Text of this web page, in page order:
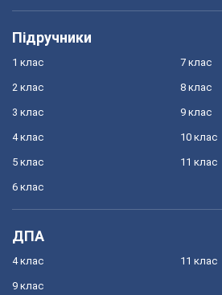
Підручники
1 клас
2 клас
3 клас
4 клас
5 клас
6 клас
7 клас
8 клас
9 клас
10 клас
11 клас
ДПА
4 клас
9 клас
11 клас